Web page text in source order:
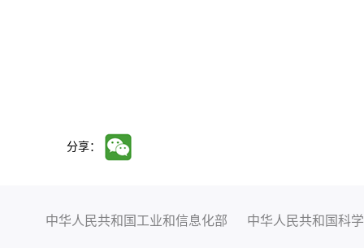
分享：
中华人民共和国工业和信息化部 中华人民共和国科